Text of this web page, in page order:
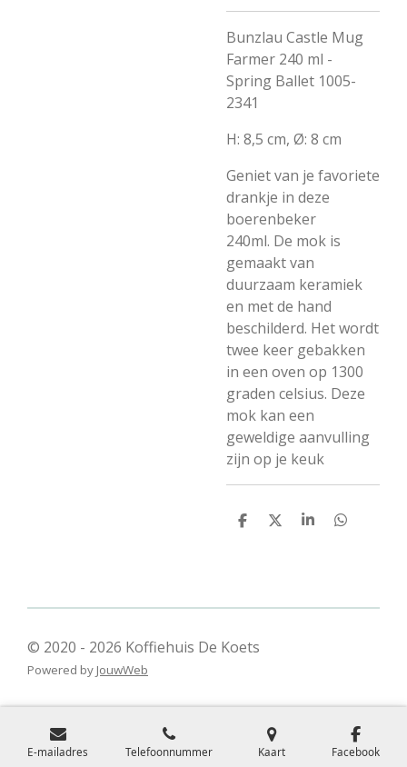
Bunzlau Castle Mug
Farmer 240 ml -
Spring Ballet 1005-
2341
H: 8,5 cm, Ø: 8 cm
Geniet van je favoriete
drankje in deze
boerenbeker
240ml. De mok is
gemaakt van
duurzaam keramiek
en met de hand
beschilderd. Het wordt
twee keer gebakken
in een oven op 1300
graden celsius. Deze
mok kan een
geweldige aanvulling
zijn op je keuk
D
D
S
D
© 2020 - 2026 Koffiehuis De Koets
Powered by JouwWeb
E-mailadres Telefoonnummer Kaart Facebook